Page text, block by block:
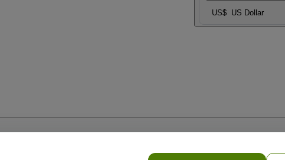
US$ US Dollar
Cookie-RichtlinieundDatenschutzrichtlinie